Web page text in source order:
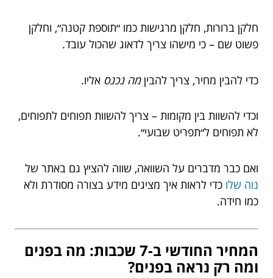
חלקן ברורות, חלקן מרגישות כמו ״תוספת קטנה״, וחלקן
פשוט שם – כי מישהו צריך לדאוג שהכול עובד.
כדי להבין מחיר, צריך להביןמה נכנס אליו.
וכדי להשוות בין מקומות – צריך להשוות תפוחים לתפוחים,
לא תפוחים ל״תפריט שבועי״.
ואם כבר מדברים על השוואה, שווה להציץ גם באתר של
נוה שלו כדי לראות איך מציגים מידע בצורה מסודרת ולא
כמו חידה.
המחיר החודשי ב-7 שכבות: מה בפנים
ומה רק נראה בפנים?